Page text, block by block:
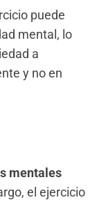
puede
mental, lo
a
y no en
mentales
el ejercicio